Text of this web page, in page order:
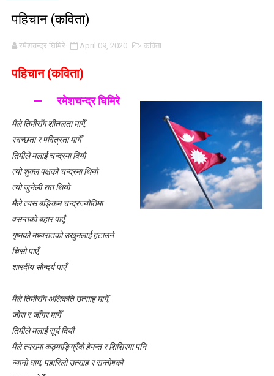
लघुकथाः सम्बन्ध
कुटाइ काण्डः लघुकथा
पालोः लघुकथा
बाल लघुकथाः निर्देशन
लघुकथाः स्वार्थी सम्झौता
बालकविताः ठेकी
लघुकथाः अरेली काँडैले
बालकविताः बाल अधिकार
लघुकथा : गुलियो माया
लघुकथा: दसैँको टीका
बालकविता: तीज आयो तीजमा
तीजको दर (लघुकथा)
औँलाको गीत (बालगीत)
पहिचान (कविता)
रमेशचन्द्र घिमिरे April 09, 2020 कविता
पहिचान (कविता)
— रमेशचन्द्र घिमिरे
मैले तिमीसँग शीतलता मागेँ,
स्वच्छता र पवित्रता मागेँ
तिमीले मलाई चन्द्रमा दियौ
त्यो शुक्ल पक्षको चन्द्रमा थियो
त्यो जुनेली रात थियो
मैले त्यस बङ्किम चन्द्रज्योतिमा
वसन्तको बहार पाएँ,
गृष्मको मध्यरातको उखुमलाई हटाउने
चिसो पाएँ,
शारदीय सौन्दर्य पाएँ
मैले तिमीसँग अलिकति उत्साह मागेँ,
जोस र जाँगर मागेँ
तिमीले मलाई सूर्य दियौ
मैले त्यसमा कठ्याङ्ग्रिँदो हेमन्त र शिशिरमा पनि
न्यानो घाम, पहारिलो उत्साह र सन्तोषको